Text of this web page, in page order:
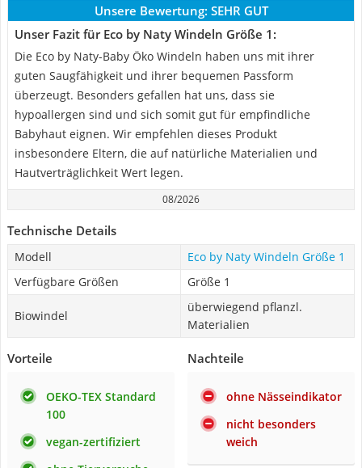
Unsere Bewertung: SEHR GUT
Unser Fazit für Eco by Naty Windeln Größe 1:
Die Eco by Naty-Baby Öko Windeln haben uns mit ihrer
guten Saugfähigkeit und ihrer bequemen Passform
überzeugt. Besonders gefallen hat uns, dass sie
hypoallergen sind und sich somit gut für empfindliche
Babyhaut eignen. Wir empfehlen dieses Produkt
insbesondere Eltern, die auf natürliche Materialien und
Hautverträglichkeit Wert legen.
08/2026
Technische Details
Modell
Eco by Naty Windeln Größe 1
Verfügbare Größen
Größe 1
Biowindel
überwiegend pflanzl.
Materialien
Vorteile
OEKO-TEX Standard
100
vegan-zertifiziert
Nachteile
ohne Nässeindikator
nicht besonders
weich